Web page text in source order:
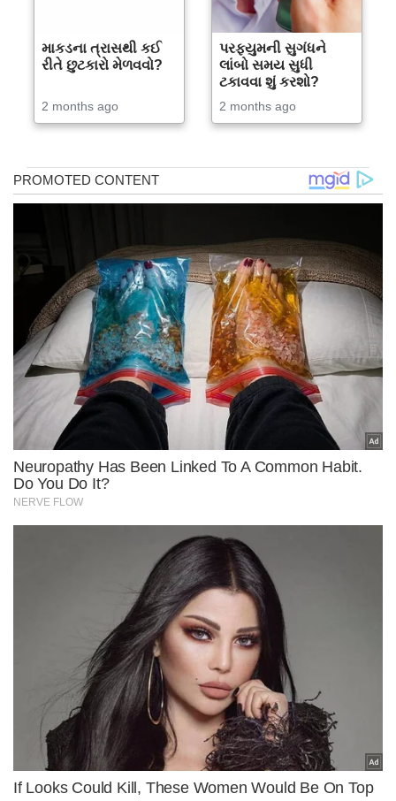
માકડના ત્રાસથી કઈ
રીતે છુટકારો મેળવવો?
2 months ago
પરફ્યુમની સુગંધને
લાંબો સમય સુધી
ટકાવવા શું કરશો?
2 months ago